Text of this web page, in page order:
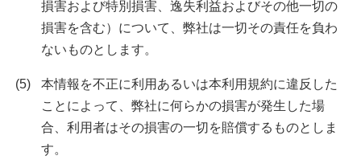
損害および特別損害、逸失利益およびその他一切の
損害を含む）について、弊社は一切その責任を負わ
ないものとします。
本情報を不正に利用あるいは本利用規約に違反した
ことによって、弊社に何らかの損害が発生した場
合、利用者はその損害の一切を賠償するものとしま
す。